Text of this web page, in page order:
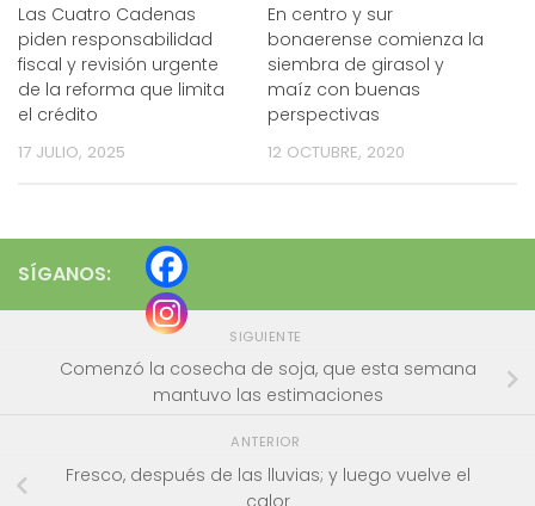
Las Cuatro Cadenas
piden responsabilidad
fiscal y revisión urgente
de la reforma que limita
el crédito
17 JULIO, 2025
En centro y sur
bonaerense comienza la
siembra de girasol y
maíz con buenas
perspectivas
12 OCTUBRE, 2020
SÍGANOS:
SIGUIENTE
Comenzó la cosecha de soja, que esta semana
mantuvo las estimaciones
ANTERIOR
Fresco, después de las lluvias; y luego vuelve el
calor